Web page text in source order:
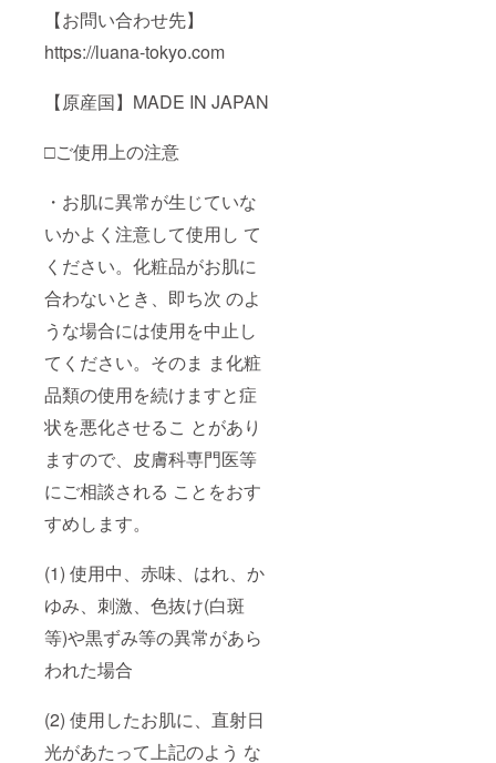
【お問い合わせ先】
https://luana-tokyo.com
【原産国】MADE IN JAPAN
□ご使用上の注意
・お肌に異常が生じていな
いかよく注意して使用し て
ください。化粧品がお肌に
合わないとき、即ち次 のよ
うな場合には使用を中止し
てください。そのま ま化粧
品類の使用を続けますと症
状を悪化させるこ とがあり
ますので、皮膚科専門医等
にご相談される ことをおす
すめします。
(1) 使用中、赤味、はれ、か
ゆみ、刺激、色抜け(白斑
等)や黒ずみ等の異常があら
われた場合
(2) 使用したお肌に、直射日
光があたって上記のよう な